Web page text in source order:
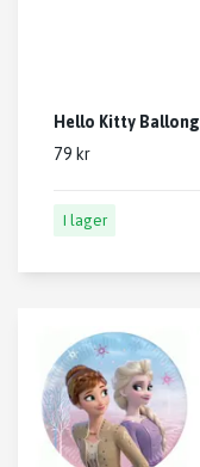
Hello Kitty Ballong
79 kr
I lager